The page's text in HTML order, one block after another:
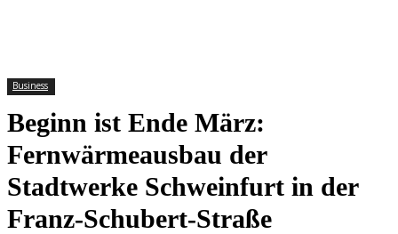
Business
Beginn ist Ende März:
Fernwärmeausbau der
Stadtwerke Schweinfurt in der
Franz-Schubert-Straße